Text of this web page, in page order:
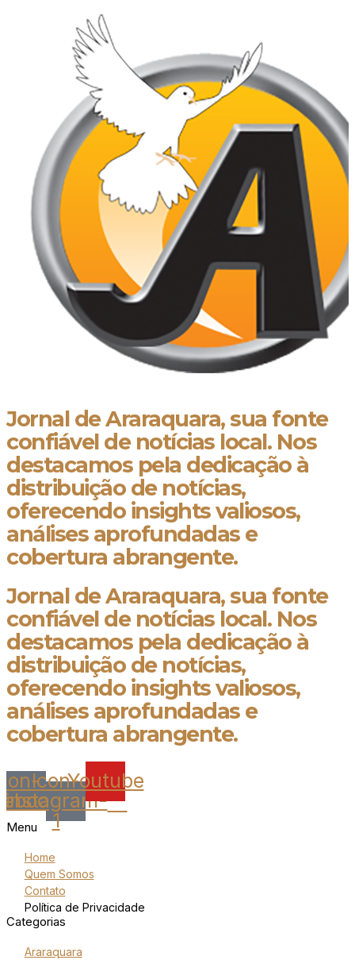
Jornal de Araraquara, sua fonte
confiável de notícias local. Nos
destacamos pela dedicação à
distribuição de notícias,
oferecendo insights valiosos,
análises aprofundadas e
cobertura abrangente.
Jornal de Araraquara, sua fonte
confiável de notícias local. Nos
destacamos pela dedicação à
distribuição de notícias,
oferecendo insights valiosos,
análises aprofundadas e
cobertura abrangente.
Icon-
instagram-
1
Youtube
Menu
Home
Quem Somos
Contato
Política de Privacidade
Categorias
Araraquara